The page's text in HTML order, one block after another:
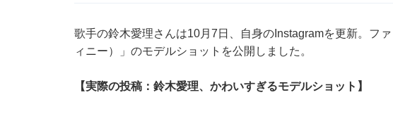
歌手の鈴木愛理さんは10月7日、自身のInstagramを更新。フ
ィニー）」のモデルショットを公開しました。
【実際の投稿：鈴木愛理、かわいすぎるモデルショット】